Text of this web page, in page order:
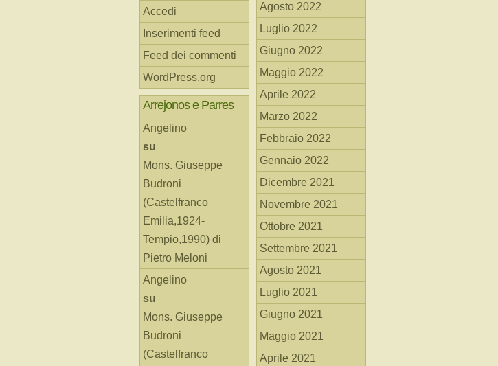
Accedi
Inserimenti feed
Feed dei commenti
WordPress.org
Arrejonos e Parres
Angelino
su
Mons. Giuseppe
Budroni
(Castelfranco
Emilia,1924-
Tempio,1990) di
Pietro Meloni
Angelino
su
Mons. Giuseppe
Budroni
(Castelfranco
Agosto 2022
Luglio 2022
Giugno 2022
Maggio 2022
Aprile 2022
Marzo 2022
Febbraio 2022
Gennaio 2022
Dicembre 2021
Novembre 2021
Ottobre 2021
Settembre 2021
Agosto 2021
Luglio 2021
Giugno 2021
Maggio 2021
Aprile 2021